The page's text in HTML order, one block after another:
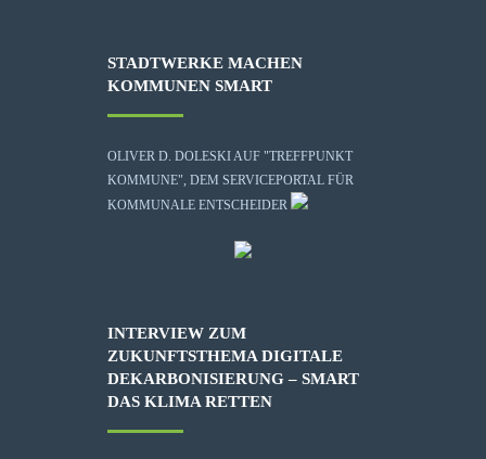
STADTWERKE MACHEN
KOMMUNEN SMART
OLIVER D. DOLESKI AUF "TREFFPUNKT
KOMMUNE", DEM SERVICEPORTAL FÜR
KOMMUNALE ENTSCHEIDER
INTERVIEW ZUM
ZUKUNFTSTHEMA DIGITALE
DEKARBONISIERUNG – SMART
DAS KLIMA RETTEN